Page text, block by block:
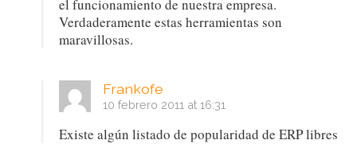
el funcionamiento de nuestra empresa.
Verdaderamente estas herramientas son
maravillosas.
Frankofe
10 febrero 2011 at 16:31
Existe algún listado de popularidad de ERP libres